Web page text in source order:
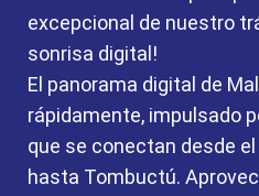
excepcional de nuestro
sonrisa digital!
El panorama digital de
rápidamente, impulsado
que se conectan desde
hasta Tombuctú.